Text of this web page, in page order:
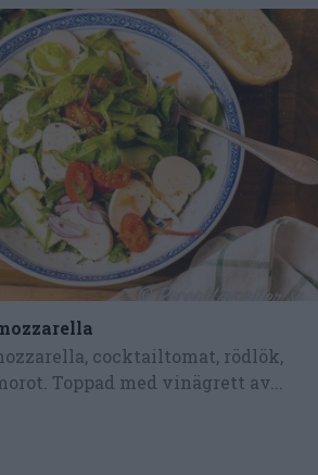
cocktailtomat, rödlök,
Toppad med vinägrett av...